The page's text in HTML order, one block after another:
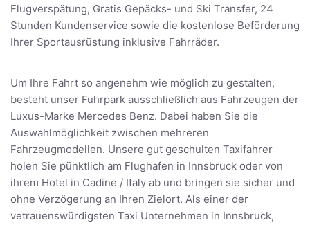
Flugverspätung, Gratis Gepäcks- und Ski Transfer, 24
Stunden Kundenservice sowie die kostenlose Beförderung
Ihrer Sportausrüstung inklusive Fahrräder.
Um Ihre Fahrt so angenehm wie möglich zu gestalten,
besteht unser Fuhrpark ausschließlich aus Fahrzeugen der
Luxus-Marke Mercedes Benz. Dabei haben Sie die
Auswahlmöglichkeit zwischen mehreren
Fahrzeugmodellen. Unsere gut geschulten Taxifahrer
holen Sie pünktlich am Flughafen in Innsbruck oder von
ihrem Hotel in Cadine / Italy ab und bringen sie sicher und
ohne Verzögerung an Ihren Zielort. Als einer der
vetrauenswürdigsten Taxi Unternehmen in Innsbruck,